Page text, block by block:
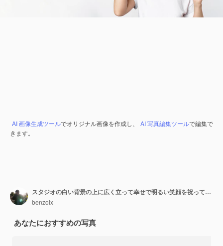
AI 画像生成ツールでオリジナル画像を作成し、 AI 写真編集ツールで編集で
きます。
スタジオの白い背景の上に広く立って幸せで明るい笑顔を祝って踊るアジアの女の子
benzoix
あなたにおすすめの写真